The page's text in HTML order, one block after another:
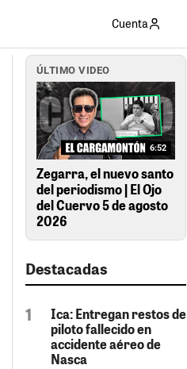
Cuenta
ÚLTIMO VIDEO
6:52
Zegarra, el nuevo santo
del periodismo | El Ojo
del Cuervo 5 de agosto
2026
Destacadas
Ica: Entregan restos de
piloto fallecido en
accidente aéreo de
Nasca